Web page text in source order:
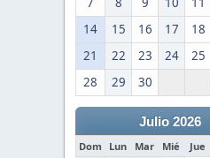
14
15 16 17 18
21
22 23 24 25
28
29 30
Julio 2026
Dom Lun Mar Mié Jue